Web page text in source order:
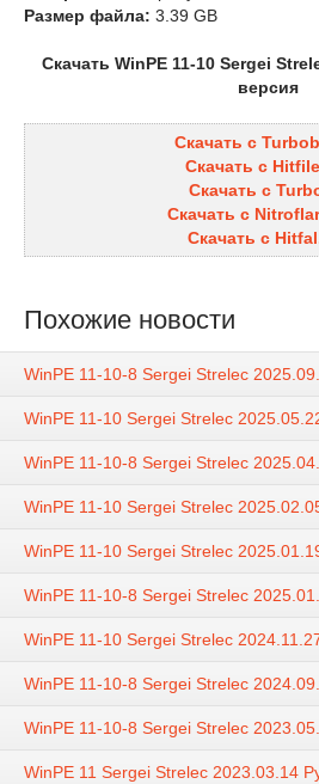
Размер файла: 3.39 GB
Скачать WinPE 11-10 Sergei
версия
Скачать с
Скачать с
Скачать с
Скачать с
Скачать с
Похожие новости
WinPE 11-10-8 Sergei Strelec
WinPE 11-10 Sergei Strelec
WinPE 11-10-8 Sergei Strelec
WinPE 11-10 Sergei Strelec
WinPE 11-10 Sergei Strelec
WinPE 11-10-8 Sergei Strelec
WinPE 11-10 Sergei Strelec
WinPE 11-10-8 Sergei Strelec
WinPE 11-10-8 Sergei Strelec
WinPE 11 Sergei Strelec 2023.03.14